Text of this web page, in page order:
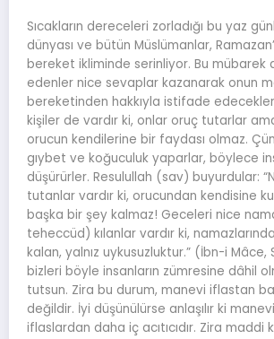
Sıcakların dereceleri zorladığı bu yaz
dünyası ve bütün Müslümanlar,
bereket ikliminde serinliyor. Bu mübarek
edenler nice sevaplar kazanarak onun
bereketinden hakkıyla istifade
kişiler de vardır ki, onlar oruç tutarlar
orucun kendilerine bir faydası olmaz.
gıybet ve koğuculuk yaparlar, böylece
düşürürler. Resulullah (sav) buyurdular:
tutanlar vardır ki, orucundan kendisine
başka bir şey kalmaz! Geceleri nice
teheccüd) kılanlar vardır ki,
kalan, yalnız uykusuzluktur.” (İbn-i Mâce,
bizleri böyle insanların zümresine dâhil
tutsun. Zira bu durum, manevi iflastan
değildir. İyi düşünülürse anlaşılır ki
iflaslardan daha iç acıtıcıdır. Zira maddi